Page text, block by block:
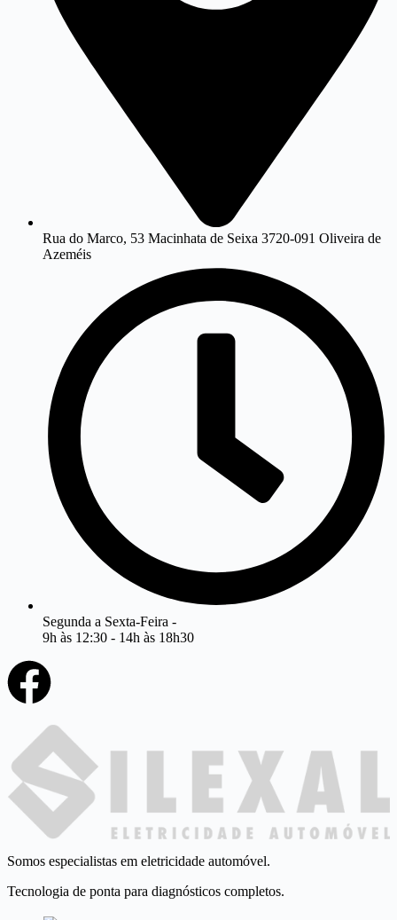
Rua do Marco, 53 Macinhata de Seixa 3720-091 Oliveira de
Azeméis
Segunda a Sexta-Feira -
9h às 12:30 - 14h às 18h30
Somos especialistas em eletricidade automóvel.
Tecnologia de ponta para diagnósticos completos.